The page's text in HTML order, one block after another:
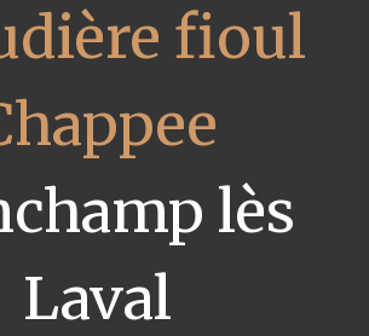
fioul
lès
Laval